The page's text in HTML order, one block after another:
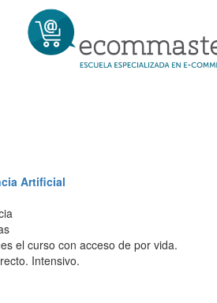
Artificial
el curso con acceso de por vida.
Intensivo.